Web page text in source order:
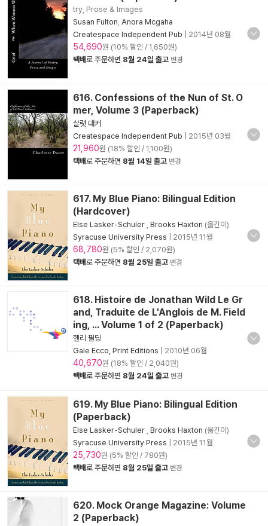
try, Prose & Images
Susan Fulton Anora Mcgaha
Createspace Independent Pub
2014년 08월
54,690원 (10% 할인 / 1,650원)
택배로 주문하면 8월 24일 출고 변경
616. Confessions of the Nun of St. O
mer, Volume 3 (Paperback)
샬럿 대커
Createspace Independent Pub
2015년 03월
21,960원 (18% 할인 / 1,100원)
택배로 주문하면 8월 14일 출고 변경
617. My Blue Piano: Bilingual Edition
(Hardcover)
Else Lasker-Schuler Brooks Haxton (옮긴이)
Syracuse University Press
2015년 11월
68,780원 (5% 할인 / 2,070원)
택배로 주문하면 8월 25일 출고 변경
618. Histoire de Jonathan Wild Le Gr
and, Traduite de L'Anglois de M. Field
ing, ... Volume 1 of 2 (Paperback)
헨리 필딩
Gale Ecco, Print Editions
2010년 06월
40,670원 (18% 할인 / 2,040원)
택배로 주문하면 8월 24일 출고 변경
619. My Blue Piano: Bilingual Edition
(Paperback)
Else Lasker-Schuler Brooks Haxton (옮긴이)
Syracuse University Press
2015년 11월
25,730원 (5% 할인 / 780원)
택배로 주문하면 8월 25일 출고 변경
620. Mock Orange Magazine: Volume
2 (Paperback)